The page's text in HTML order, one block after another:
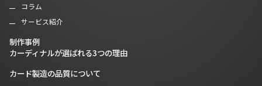
コラム
サービス紹介
制作事例
カーディナルが選ばれる3つの理由
カード製造の品質について